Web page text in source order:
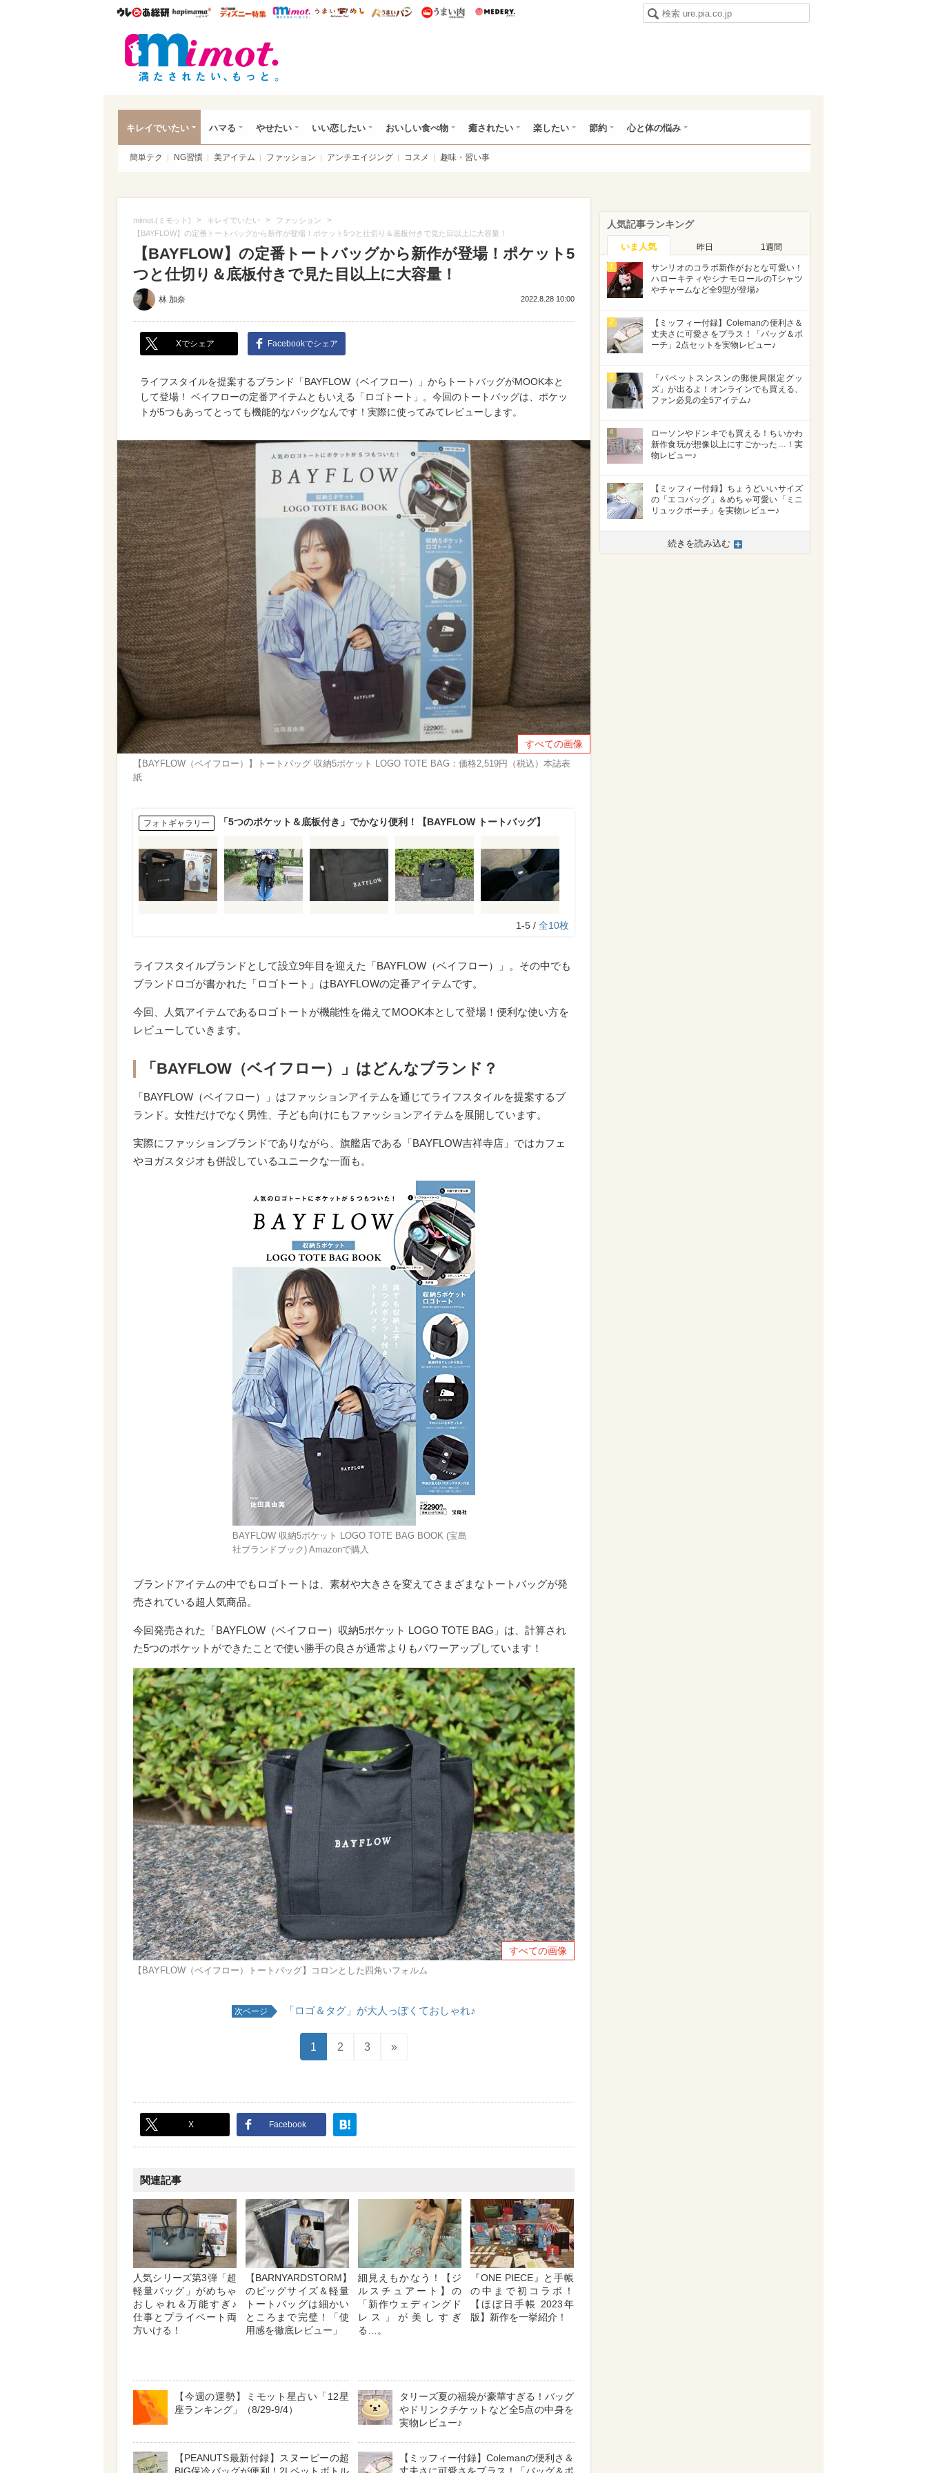
ウレぴあ総研ハピママ* ウレぴあ総研 ディズニー特集
mimot. うまいめし うまいパン うまい肉
キレイでいたい ハマる やせたい いい恋したい おいしい食べ物 癒されたい 楽したい 節約 心と体の悩み
簡単テク NG習慣 美アイテム ファッション アンチエイジング コスメ 趣味・習い事
mimot.(ミモット) > キレイでいたい > ファッション >
【BAYFLOW】の定番トートバッグから新作が登場！ポケット5つと仕切り＆底板付きで見た目以上に大容量！
【BAYFLOW】の定番トートバッグから新作が登場！ポケット5
つと仕切り＆底板付きで見た目以上に大容量！
林 加奈 2022.8.28 10:00
Xでシェア Facebookでシェア
ライフスタイルを提案するブランド「BAYFLOW（ベイフロー）」からトートバッグがMOOK本と
して登場！ ベイフローの定番アイテムともいえる「ロゴトート」。今回のトートバッグは、ポケッ
トが5つもあってとっても機能的なバッグなんです！実際に使ってみてレビューします。
すべての画像
【BAYFLOW（ベイフロー）】トートバッグ 収納5ポケット LOGO TOTE BAG：価格2,519円（税込）本誌表
紙
フォトギャラリー 「5つのポケット＆底板付き」でかなり便利！【BAYFLOW トートバッグ】
1-5 / 全10枚
ライフスタイルブランドとして設立9年目を迎えた「BAYFLOW（ベイフロー）」。その中でも
ブランドロゴが書かれた「ロゴトート」はBAYFLOWの定番アイテムです。
今回、人気アイテムであるロゴトートが機能性を備えてMOOK本として登場！便利な使い方を
レビューしていきます。
「BAYFLOW（ベイフロー）」はどんなブランド？
「BAYFLOW（ベイフロー）」はファッションアイテムを通じてライフスタイルを提案するブ
ランド。女性だけでなく男性、子ども向けにもファッションアイテムを展開しています。
実際にファッションブランドでありながら、旗艦店である「BAYFLOW吉祥寺店」ではカフェ
やヨガスタジオも併設しているユニークな一面も。
BAYFLOW 収納5ポケット LOGO TOTE BAG BOOK (宝島
社ブランドブック) Amazonで購入
ブランドアイテムの中でもロゴトートは、素材や大きさを変えてさまざまなトートバッグが発
売されている超人気商品。
今回発売された「BAYFLOW（ベイフロー）収納5ポケット LOGO TOTE BAG」は、計算され
た5つのポケットができたことで使い勝手の良さが通常よりもパワーアップしています！
すべての画像
【BAYFLOW（ベイフロー）トートバッグ】コロンとした四角いフォルム
次ページ 「ロゴ＆タグ」が大人っぽくておしゃれ♪
1 2 3 »
X Facebook
関連記事
人気シリーズ第3弾「超
軽量バッグ」がめちゃ
おしゃれ＆万能すぎ♪
仕事とプライベート両
方いける！
【BARNYARDSTORM】
のビッグサイズ＆軽量
トートバッグは細かい
ところまで完璧！「使
用感を徹底レビュー」
細見えもかなう！【ジ
ルスチュアート】の
「新作ウェディングド
レス」が美しすぎ
る…。
『ONE PIECE』と手帳
の中まで初コラボ！
【ほぼ日手帳 2023年
版】新作を一挙紹介！
【今週の運勢】ミモット星占い「12星
座ランキング」（8/29-9/4）
タリーズ夏の福袋が豪華すぎる！バッグ
やドリンクチケットなど全5点の中身を
実物レビュー♪
【PEANUTS最新付録】スヌーピーの超
【ミッフィー付録】Colemanの便利さ＆
人気記事ランキング
いま人気 昨日 1週間
1
サンリオのコラボ新作がおとな可愛い！
ハローキティやシナモロールのTシャツ
やチャームなど全9型が登場♪
2
【ミッフィー付録】Colemanの便利さ＆
丈夫さに可愛さをプラス！「バッグ＆ポ
ーチ」2点セットを実物レビュー♪
3
「パペットスンスンの郵便局限定グッ
ズ」が出るよ！オンラインでも買える、
ファン必見の全5アイテム♪
4
ローソンやドンキでも買える！ちいかわ
新作食玩が想像以上にすごかった…！実
物レビュー♪
5
【ミッフィー付録】ちょうどいいサイズ
の「エコバッグ」＆めちゃ可愛い「ミニ
リュックポーチ」を実物レビュー♪
続きを読み込む